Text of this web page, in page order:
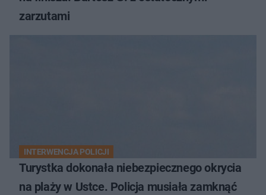
zarzutami
INTERWENCJA POLICJI
Turystka dokonała niebezpiecznego okrycia
na plaży w Ustce. Policja musiała zamknąć